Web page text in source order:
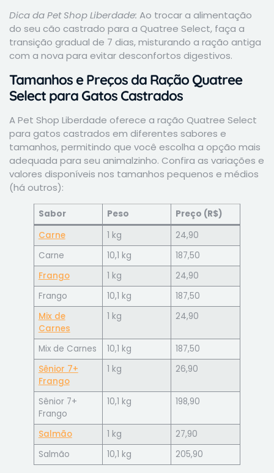
Dica da Pet Shop Liberdade: Ao trocar a alimentação
do seu cão castrado para a Quatree Select, faça a
transição gradual de 7 dias, misturando a ração antiga
com a nova para evitar desconfortos digestivos.
Tamanhos e Preços da Ração Quatree
Select para Gatos Castrados
A Pet Shop Liberdade oferece a ração Quatree Select
para gatos castrados em diferentes sabores e
tamanhos, permitindo que você escolha a opção mais
adequada para seu animalzinho. Confira as variações e
valores disponíveis nos tamanhos pequenos e médios
(há outros):
Sabor Peso
Preço (R$)
Carne
1 kg
24,90
Carne
10,1 kg
187,50
Frango
1 kg
24,90
Frango
10,1 kg
187,50
Mix de
Carnes
1 kg 24,90
Mix de Carnes 10,1 kg
187,50
Sênior 7+
Frango
1 kg 26,90
Sênior 7+
Frango
10,1 kg 198,90
Salmão 1 kg
27,90
Salmão
10,1 kg 205,90